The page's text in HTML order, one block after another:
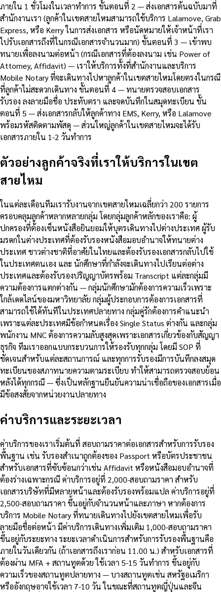
ภายใน 1 ชั่วโมงในเวลาทำการ ขั้นตอนที่ 2 — ส่งเอกสารต้นฉบับมาที่
สำนักงานเรา (ลูกค้าในเขตสายไหมสามารถใช้บริการ Lalamove, Grab
Express, หรือ Kerry ในการส่งเอกสาร หรือนัดหมายให้เจ้าหน้าที่เรา
ไปรับเอกสารถึงที่ในกรณีเอกสารจำนวนมาก) ขั้นตอนที่ 3 — เข้าพบ
ทนายเพื่อลงนามต่อหน้า (กรณีเอกสารที่ต้องลงนาม เช่น Power of
Attorney, Affidavit) — เราให้บริการทั้งที่สำนักงานและบริการ
Mobile Notary ที่จะเดินทางไปหาลูกค้าในเขตสายไหมโดยตรงในกรณี
ที่ลูกค้าไม่สะดวกเดินทาง ขั้นตอนที่ 4 — ทนายตรวจสอบเอกสาร
รับรอง ลงลายมือชื่อ ประทับตรา และจดบันทึกในสมุดทะเบียน ขั้น
ตอนที่ 5 — ส่งเอกสารกลับให้ลูกค้าทาง EMS, Kerry, หรือ Lalamove
พร้อมรหัสติดตามพัสดุ — ส่วนใหญ่ลูกค้าในเขตสายไหมจะได้รับ
เอกสารภายใน 1-2 วันทำการ
ตัวอย่างลูกค้าจริงที่เราให้บริการในเขต
สายไหม
ในแต่ละเดือนทีมเรารับงานจากเขตสายไหมเฉลี่ยกว่า 200 รายการ
ครอบคลุมลูกค้าหลากหลายกลุ่ม โดยกลุ่มลูกค้าหลักของเราคือ: ผู้
ปกครองที่ต้องเซ็นหนังสือยินยอมให้บุตรเดินทางไปต่างประเทศ ผู้รับ
มรดกในต่างประเทศที่ต้องรับรองหนังสือมอบอำนาจให้ทนายต่าง
ประเทศ ชาวต่างชาติที่อาศัยในไทยและต้องรับรองเอกสารกลับไปใช้
ในประเทศตนเอง และ นักศึกษาที่กำลังจะเดินทางไปเรียนต่อต่าง
ประเทศและต้องรับรองปริญญาบัตรพร้อม Transcript แต่ละกลุ่มมี
ความต้องการแตกต่างกัน — กลุ่มนักศึกษามักต้องการความเร็วเพราะ
ใกล้เดดไลน์ของมหาวิทยาลัย กลุ่มผู้ประกอบการต้องการเอกสารที่
สามารถใช้ได้ทันทีในประเทศปลายทาง กลุ่มคู่รักต้องการคำแนะนำ
เพราะแต่ละประเทศมีข้อกำหนดเรื่อง Single Status ต่างกัน และกลุ่ม
พนักงาน MNC ต้องการความลับสูงสุดเพราะเอกสารเกี่ยวข้องกับสัญญา
ธุรกิจ ทีมเราออกแบบกระบวนการให้รองรับทุกกลุ่ม โดยมี SOP ที่
ชัดเจนสำหรับแต่ละสถานการณ์ และทุกการรับรองมีการบันทึกลงสมุด
ทะเบียนของสภาทนายความตามระเบียบ ทำให้สามารถตรวจสอบย้อน
หลังได้ทุกกรณี — ซึ่งเป็นหลักฐานยืนยันความน่าเชื่อถือของเอกสารเมื่อ
มีข้อสงสัยจากหน่วยงานปลายทาง
ค่าบริการและระยะเวลา
ค่าบริการของเราเริ่มต้นที่ สอบถามราคาต่อเอกสารสำหรับการรับรอง
พื้นฐาน เช่น รับรองสำเนาถูกต้องของ Passport หรือบัตรประชาชน
สำหรับเอกสารที่ซับซ้อนกว่าเช่น Affidavit หรือหนังสือมอบอำนาจที่
ต้องร่างเฉพาะกรณี ค่าบริการอยู่ที่ 2,000-สอบถามราคา สำหรับ
เอกสารบริษัทที่มีหลายหน้าและต้องรับรองพร้อมแปล ค่าบริการอยู่ที่
2,500-สอบถามราคา ขึ้นอยู่กับจำนวนหน้าและภาษา หากต้องการ
บริการ Mobile Notary ที่ทนายเดินทางไปยังเขตสายไหมเพื่อรับ
ลายมือชื่อต่อหน้า มีค่าบริการเดินทางเพิ่มเติม 1,000-สอบถามราคา
ขึ้นอยู่กับระยะทาง ระยะเวลาดำเนินการสำหรับการรับรองพื้นฐานคือ
ภายในวันเดียวกัน (ถ้าเอกสารถึงเราก่อน 11.00 น.) สำหรับเอกสารที่
ต้องผ่าน MFA + สถานทูตด้วย ใช้เวลา 5-15 วันทำการ ขึ้นอยู่กับ
ความเร็วของสถานทูตปลายทาง — บางสถานทูตเช่น สหรัฐอเมริกา
หรืออังกฤษอาจใช้เวลา 7-10 วัน ในขณะที่สถานทูตญี่ปุ่นและจีน